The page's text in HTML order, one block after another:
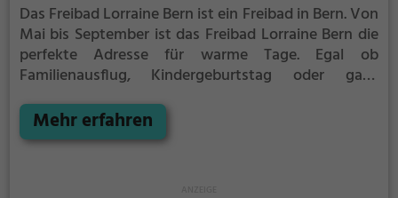
Das Freibad Lorraine Bern ist ein Freibad in Bern.Von
Mai bis September ist das Freibad Lorraine Bern die
perfekte Adresse für warme Tage. Egal ob
Familienausflug, Kindergeburtstag oder ganz
kommt jeder auf seine Kosten. Bei gutem Wetter
kann die Freibadsaison im Freibad Lorraine Bern
Mehr erfahren